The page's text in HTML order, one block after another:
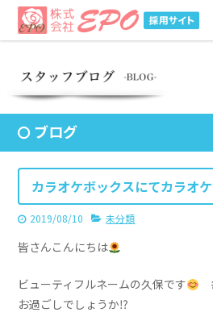
ブログ
カラオケボックスにてカラオ
2019/08/10 未分類
皆さんこんにちは
ビューティフルネームの久保です
お過ごしでしょうか⁉